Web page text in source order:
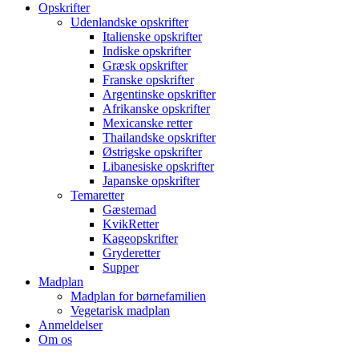
Opskrifter
Udenlandske opskrifter
Italienske opskrifter
Indiske opskrifter
Græsk opskrifter
Franske opskrifter
Argentinske opskrifter
Afrikanske opskrifter
Mexicanske retter
Thailandske opskrifter
Østrigske opskrifter
Libanesiske opskrifter
Japanske opskrifter
Temaretter
Gæstemad
KvikRetter
Kageopskrifter
Gryderetter
Supper
Madplan
Madplan for børnefamilien
Vegetarisk madplan
Anmeldelser
Om os